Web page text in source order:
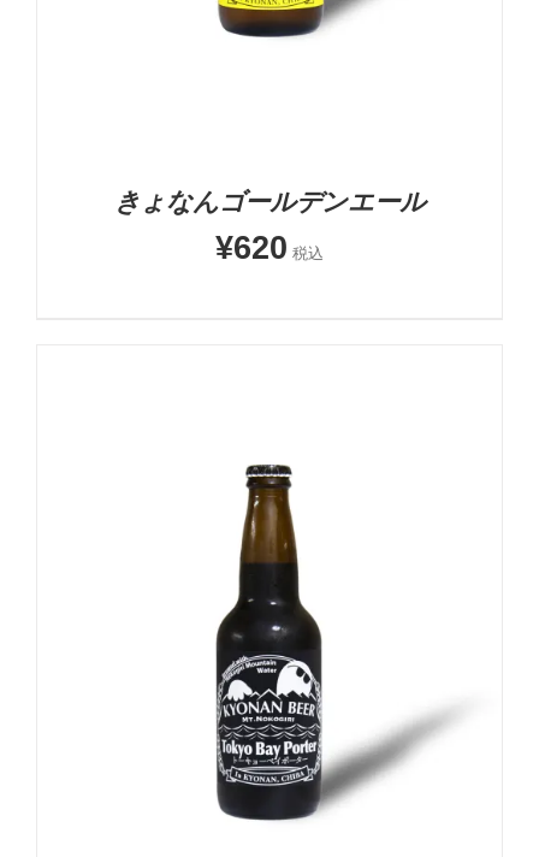
きょなんゴールデンエール
¥620 税込
5段階中
5.00
の評価
お買い物カゴに追加
詳細